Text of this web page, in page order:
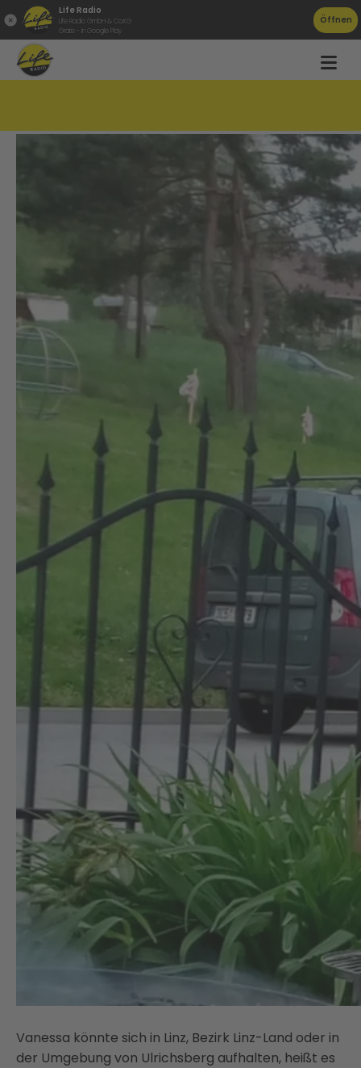
Life Radio
Life Radio GmbH & Co.KG
Gratis - in Google Play
Öffnen
Vanessa könnte sich in Linz, Bezirk Linz-Land oder in
der Umgebung von Ulrichsberg aufhalten, heißt es